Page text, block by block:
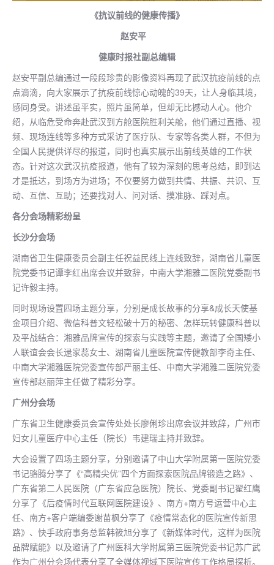
《抗议前线的健康传播》
赵安平
健康时报社副总编辑
赵安平副总编通过一段段珍贵的影像资料再现了武汉抗疫前线的点
点滴滴，向大家展示了抗疫前线惊心动魄的39天，让人身临其境，
感同身受。讲述虽平实，照片虽简单，但却无比撼动人心。他介
绍，从临危受命奔赴武汉到方舱医院胜利关舱，他们通过直播、视
频、现场连线等多种方式采访了医疗队、专家等各类人群，不但为
全国人民提供详尽的报道，同时也真实展示出前线英雄的工作状
态。针对这次武汉抗疫报道，他有了较为深刻的思考总结，即到达
才是抵达，到场方为进场；不仅要努力做到共情、共振、共识、互
动、互信、互助；还要找对人、问对话、摸准脉、踩对点。
各分会场精彩纷呈
长沙分会场
湖南省卫生健康委员会副主任祝益民线上连线致辞，湖南省儿童医
院党委书记谭李红出席会议并致辞，中南大学湘雅二医院党委副书
记许毅主持。
同时现场设置四场主题分享，分别是成长故事的分享&成长天使基
金项目介绍、微信科普文轻松破十万的秘密、怎样玩转健康科普以
及平战结合：湘雅品牌宣传的探索与实践等主题，邀请了全国矮小
人联谊会会长逯家蕊女士、湖南省儿童医院宣传健教部李奇主任、
中南大学湘雅医院党委宣传部严丽主任、中南大学湘雅二医院党委
宣传部赵丽萍主任做了精彩分享。
广州分会场
广东省卫生健康委员会宣传处处长廖俐珍出席会议并致辞，广州市
妇女儿童医疗中心主任（院长）韦建瑞主持并致辞。
大会设置了四场主题分享，分别邀请了中山大学附属第一医院党委
书记骆腾分享了《“高精尖优”四个方面探索医院品牌锻造之路》、
广东省第二人民医院（广东省应急医院）院长、党委副书记翟红鹰
分享了《后疫情时代互联网医院建设》、南方+南方号运营中心主
任、南方+客户端编委谢苗枫分享了《疫情常态化的医院宣传新思
路》、快手政府事务总监韩筱旭分享了《新媒体时代，这样为医院
品牌赋能》以及邀请了广州医科大学附属第三医院党委书记苏广武
作为广州分会场代表分享了全媒体视域下医院宣传工作格局探析。